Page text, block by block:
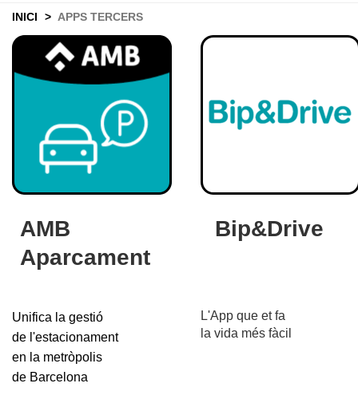
INICI APPS TERCERS
AMB
Aparcament
Bip&Drive
Unifica la gestió
de l'estacionament
en la metròpolis
de Barcelona
L'App que et fa
la vida més fàcil